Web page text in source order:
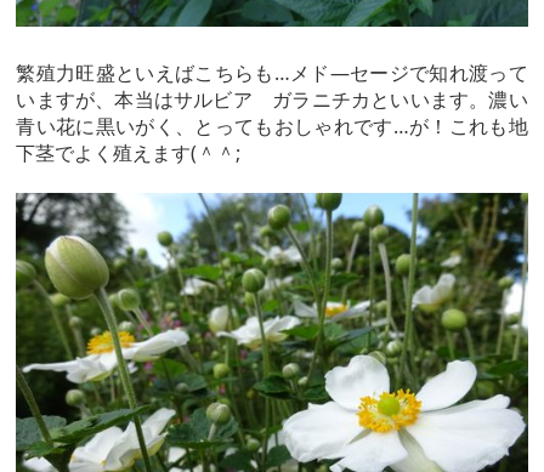
繁殖力旺盛といえばこちらも…メド―セージで知れ渡って
いますが、本当はサルビア ガラニチカといいます。濃い
青い花に黒いがく、とってもおしゃれです…が！これも地
下茎でよく殖えます(＾＾;